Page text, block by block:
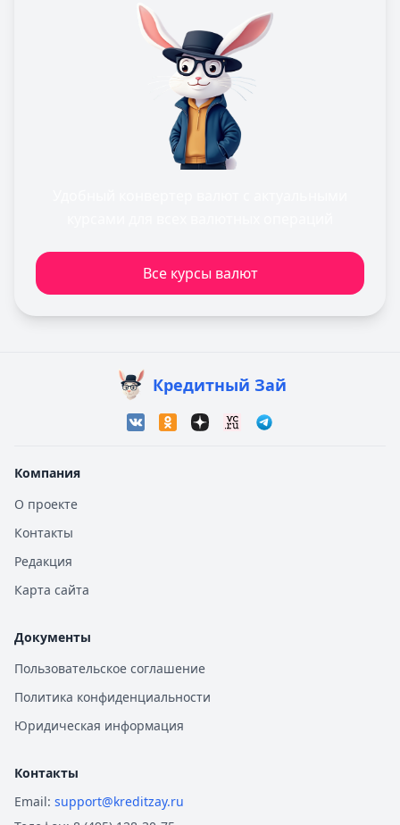
Все курсы валют
Кредитный Зай
Компания
О проекте
Контакты
Редакция
Карта сайта
Документы
Пользовательское соглашение
Политика конфиденциальности
Юридическая информация
Контакты
Email: support@kreditzay.ru